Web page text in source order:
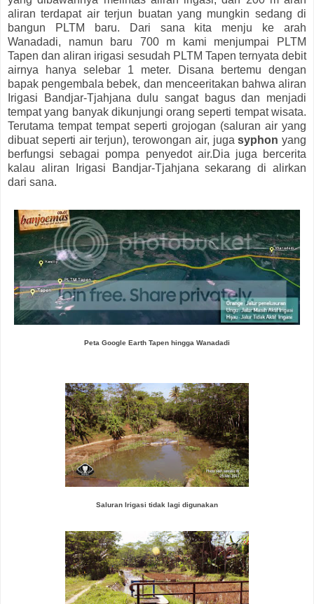
aliran terdapat air terjun buatan yang mungkin sedang di
bangun PLTM baru. Dari sana kita menju ke arah
Wanadadi, namun baru 700 m kami menjumpai PLTM
Tapen dan aliran irigasi sesudah PLTM Tapen ternyata debit
airnya hanya selebar 1 meter. Disana bertemu dengan
bapak pengembala bebek, dan menceeritakan bahwa aliran
Irigasi Bandjar-Tjahjana dulu sangat bagus dan menjadi
tempat yang banyak dikunjungi orang seperti tempat wisata.
Terutama tempat tempat seperti grojogan (saluran air yang
dibuat seperti air terjun), terowongan air, jugasyphon yang
berfungsi sebagai pompa penyedot air.Dia juga bercerita
kalau aliran Irigasi Bandjar-Tjahjana sekarang di alirkan
dari sana.
Peta Google Earth Tapen hingga Wanadadi
Saluran Irigasi tidak lagi digunakan